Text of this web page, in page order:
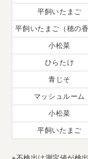
平飼いたまご
平飼いたまご（穂の香
小松菜
ひらたけ
青じそ
マッシュルーム
小松菜
平飼いたまご